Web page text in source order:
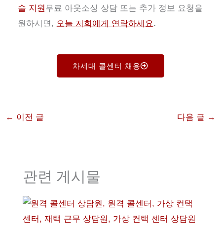
술 지원 무료 아웃소싱 상담 또는 추가 정보 요청을
원하시면, 오늘 저희에게 연락하세요.
차세대 콜센터 채용
← 이전 글 다음 글 →
관련 게시물